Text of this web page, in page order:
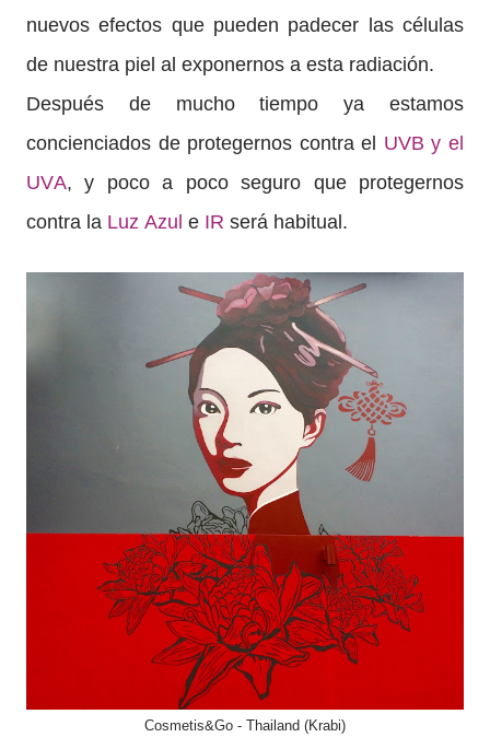
nuevos efectos que pueden padecer las células
de nuestra piel al exponernos a esta radiación.
Después de mucho tiempo ya estamos
concienciados de protegernos contra el UVB y el
UVA, y poco a poco seguro que protegernos
contra la Luz Azul e IR será habitual.
Cosmetis&Go - Thailand (Krabi)